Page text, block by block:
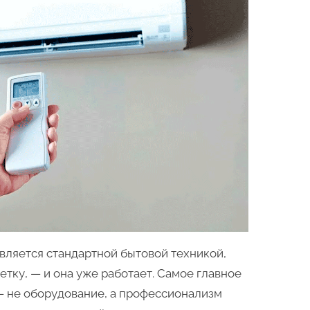
стандартной бытовой техникой,
— и она уже работает. Самое главное
оборудование, а профессионализм